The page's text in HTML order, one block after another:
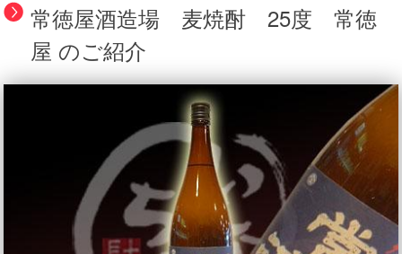
常徳屋酒造場 麦焼酎 25度 常徳
屋 のご紹介